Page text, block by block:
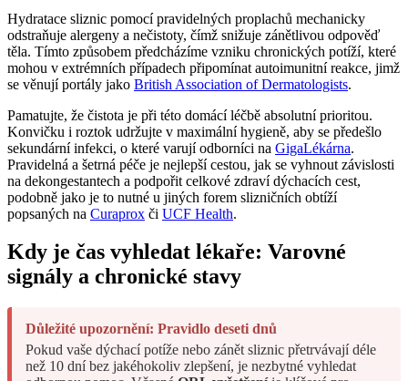
Hydratace sliznic pomocí pravidelných proplachů mechanicky
odstraňuje alergeny a nečistoty, čímž snižuje zánětlivou odpověď
těla. Tímto způsobem předcházíme vzniku chronických potíží, které
mohou v extrémních případech připomínat autoimunitní reakce, jimž
se věnují portály jako British Association of Dermatologists.
Pamatujte, že čistota je při této domácí léčbě absolutní prioritou.
Konvičku i roztok udržujte v maximální hygieně, aby se předešlo
sekundární infekci, o které varují odborníci na GigaLékárna.
Pravidelná a šetrná péče je nejlepší cestou, jak se vyhnout závislosti
na dekongestantech a podpořit celkové zdraví dýchacích cest,
podobně jako je to nutné u jiných forem slizničních obtíží
popsaných na Curaprox či UCF Health.
Kdy je čas vyhledat lékaře: Varovné
signály a chronické stavy
Důležité upozornění: Pravidlo deseti dnů
Pokud vaše dýchací potíže nebo zánět sliznic přetrvávají déle
než 10 dní bez jakéhokoliv zlepšení, je nezbytné vyhledat